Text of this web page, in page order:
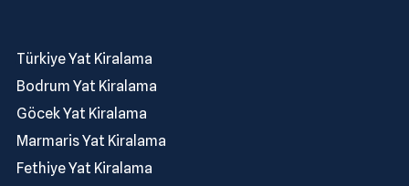
Türkiye Yat Kiralama
Bodrum Yat Kiralama
Göcek Yat Kiralama
Marmaris Yat Kiralama
Fethiye Yat Kiralama